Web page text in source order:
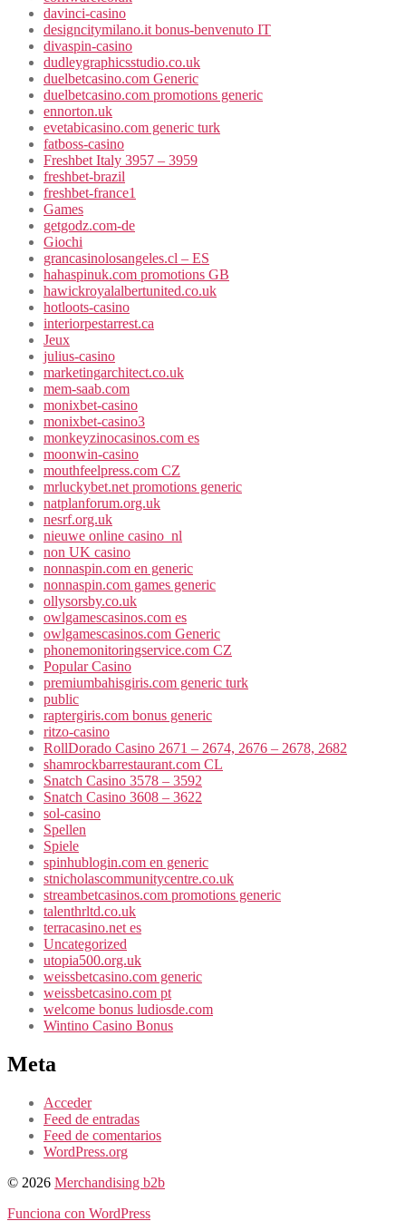
davinci-casino
designcitymilano.it bonus-benvenuto IT
divaspin-casino
dudleygraphicsstudio.co.uk
duelbetcasino.com Generic
duelbetcasino.com promotions generic
ennorton.uk
evetabicasino.com generic turk
fatboss-casino
Freshbet Italy 3957 – 3959
freshbet-brazil
freshbet-france1
Games
getgodz.com-de
Giochi
grancasinolosangeles.cl – ES
hahaspinuk.com promotions GB
hawickroyalalbertunited.co.uk
hotloots-casino
interiorpestarrest.ca
Jeux
julius-casino
marketingarchitect.co.uk
mem-saab.com
monixbet-casino
monixbet-casino3
monkeyzinocasinos.com es
moonwin-casino
mouthfeelpress.com CZ
mrluckybet.net promotions generic
natplanforum.org.uk
nesrf.org.uk
nieuwe online casino_nl
non UK casino
nonnaspin.com en generic
nonnaspin.com games generic
ollysorsby.co.uk
owlgamescasinos.com es
owlgamescasinos.com Generic
phonemonitoringservice.com CZ
Popular Casino
premiumbahisgiris.com generic turk
public
raptergiris.com bonus generic
ritzo-casino
RollDorado Casino 2671 – 2674, 2676 – 2678, 2682
shamrockbarrestaurant.com CL
Snatch Casino 3578 – 3592
Snatch Casino 3608 – 3622
sol-casino
Spellen
Spiele
spinhublogin.com en generic
stnicholascommunitycentre.co.uk
streambetcasinos.com promotions generic
talenthrltd.co.uk
terracasino.net es
Uncategorized
utopia500.org.uk
weissbetcasino.com generic
weissbetcasino.com pt
welcome bonus ludiosde.com
Wintino Casino Bonus
Meta
Acceder
Feed de entradas
Feed de comentarios
WordPress.org
© 2026 Merchandising b2b
Funciona con WordPress